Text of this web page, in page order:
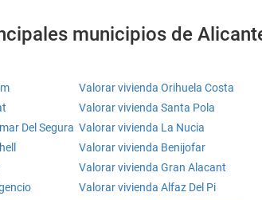
municipios de
Valorar vivienda Orihuela Costa
Valorar vivienda Santa Pola
Del Segura Valorar vivienda La Nucia
Valorar vivienda Benijofar
Valorar vivienda Gran Alacant
Valorar vivienda Alfaz Del Pi